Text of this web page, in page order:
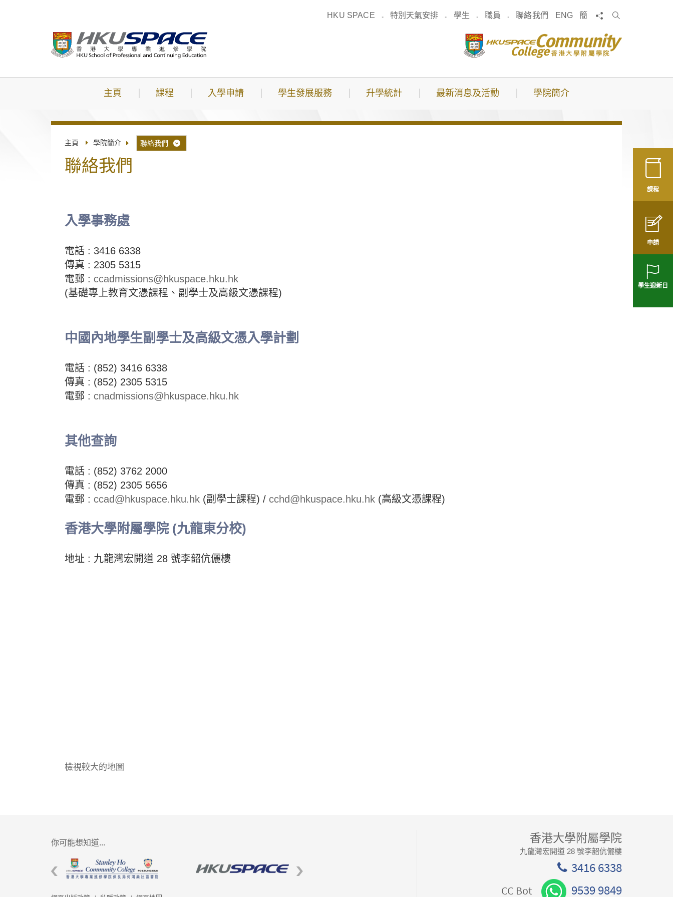
HKU SPACE 特別天氣安排 學生 職員 聯絡我們 ENG 簡 分享
搜
主頁 課程 入學申請 學生發展服務 升學統計 最新消息及活動 學院簡介
課程
申請
學生迎新日
主頁 學院簡介 聯絡我們
聯絡我們
入學事務處
電話 : 3416 6338
傳真 : 2305 5315
電郵 : ccadmissions@hkuspace.hku.hk
(基礎專上教育文憑課程、副學士及高級文憑課程)
中國內地學生副學士及高級文憑入學計劃
電話 : (852) 3416 6338
傳真 : (852) 2305 5315
電郵 : cnadmissions@hkuspace.hku.hk
其他查詢
電話 : (852) 3762 2000
傳真 : (852) 2305 5656
電郵 : ccad@hkuspace.hku.hk (副學士課程) / cchd@hkuspace.hku.hk (高級文憑課程)
香港大學附屬學院 (九龍東分校)
地址 : 九龍灣宏開道 28 號李韶伉儷樓
檢視較大的地圖
你可能想知道... 香港大學附屬學院
九龍灣宏開道 28 號李韶伉儷樓
3416 6338
CC Bot 9539 9849